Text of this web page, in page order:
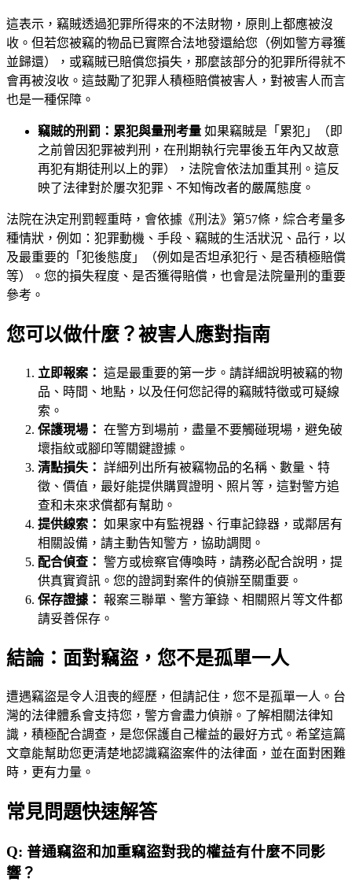
這表示，竊賊透過犯罪所得來的不法財物，原則上都應被沒
收。但若您被竊的物品已實際合法地發還給您（例如警方尋獲
並歸還），或竊賊已賠償您損失，那麼該部分的犯罪所得就不
會再被沒收。這鼓勵了犯罪人積極賠償被害人，對被害人而言
也是一種保障。
竊賊的刑罰：累犯與量刑考量 如果竊賊是「累犯」（即
之前曾因犯罪被判刑，在刑期執行完畢後五年內又故意
再犯有期徒刑以上的罪），法院會依法加重其刑。這反
映了法律對於屢次犯罪、不知悔改者的嚴厲態度。
法院在決定刑罰輕重時，會依據《刑法》第57條，綜合考量多
種情狀，例如：犯罪動機、手段、竊賊的生活狀況、品行，以
及最重要的「犯後態度」（例如是否坦承犯行、是否積極賠償
等）。您的損失程度、是否獲得賠償，也會是法院量刑的重要
參考。
您可以做什麼？被害人應對指南
立即報案： 這是最重要的第一步。請詳細說明被竊的物
品、時間、地點，以及任何您記得的竊賊特徵或可疑線
索。
保護現場： 在警方到場前，盡量不要觸碰現場，避免破
壞指紋或腳印等關鍵證據。
清點損失： 詳細列出所有被竊物品的名稱、數量、特
徵、價值，最好能提供購買證明、照片等，這對警方追
查和未來求償都有幫助。
提供線索： 如果家中有監視器、行車記錄器，或鄰居有
相關設備，請主動告知警方，協助調閱。
配合偵查： 警方或檢察官傳喚時，請務必配合說明，提
供真實資訊。您的證詞對案件的偵辦至關重要。
保存證據： 報案三聯單、警方筆錄、相關照片等文件都
請妥善保存。
結論：面對竊盜，您不是孤單一人
遭遇竊盜是令人沮喪的經歷，但請記住，您不是孤單一人。台
灣的法律體系會支持您，警方會盡力偵辦。了解相關法律知
識，積極配合調查，是您保護自己權益的最好方式。希望這篇
文章能幫助您更清楚地認識竊盜案件的法律面，並在面對困難
時，更有力量。
常見問題快速解答
Q: 普通竊盜和加重竊盜對我的權益有什麼不同影
響？